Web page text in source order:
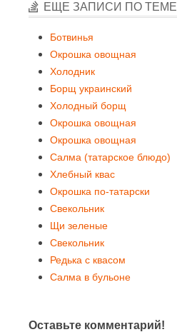
ЕЩЕ ЗАПИСИ ПО ТЕМЕ
Ботвинья
Окрошка овощная
Холодник
Борщ украинский
Холодный борщ
Окрошка овощная
Окрошка овощная
Салма (татарское блюдо)
Хлебный квас
Окрошка по-татарски
Свекольник
Щи зеленые
Свекольник
Редька с квасом
Салма в бульоне
Оставьте комментарий!